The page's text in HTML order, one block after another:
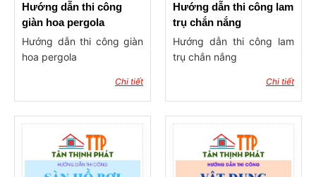
Hướng dẫn thi công
giàn hoa pergola
Hướng dẫn thi công giàn
hoa pergola
Chi tiết
Hướng dẫn thi công lam
trụ chắn nắng
Hướng dẫn thi công lam
trụ chắn nắng
Chi tiết